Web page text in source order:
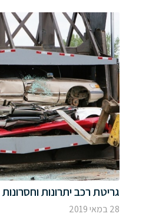
גריטת רכב יתרונות וחסרונות
28 במאי 2019